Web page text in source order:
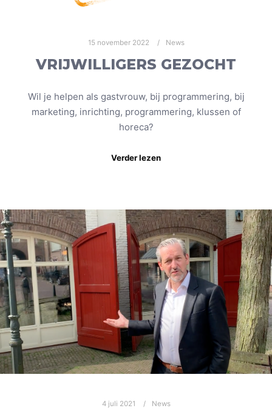
15 november 2022 News
VRIJWILLIGERS GEZOCHT
Wil je helpen als gastvrouw, bij programmering, bij
marketing, inrichting, programmering, klussen of
horeca?
Verder lezen
4 juli 2021 News